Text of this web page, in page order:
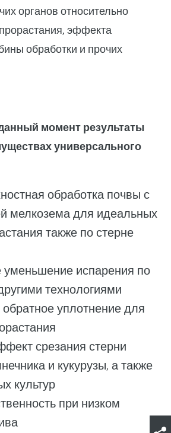
органов относительно
эффекта
обработки и прочих
момент результаты
универсального
обработка почвы с
мелкозема для идеальных
также по стерне
уменьшение испарения по
технологиями
уплотнение для
срезания стерни
и кукурузы, а также
культур
при низком